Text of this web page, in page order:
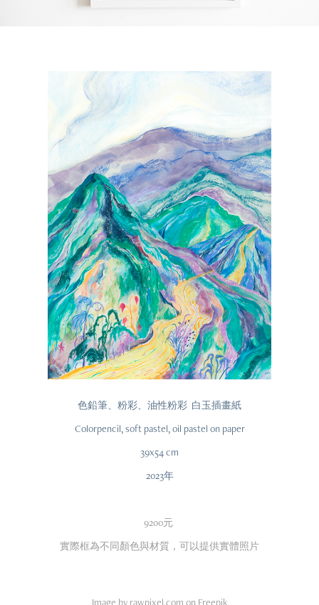
色鉛筆、粉彩、油性粉彩 白玉插畫紙
Colorpencil, soft pastel, oil pastel on paper
39x54 cm
2023年
9200元
實際框為不同顏色與材質，可以提供實體照片
Image by rawpixel.com on Freepik